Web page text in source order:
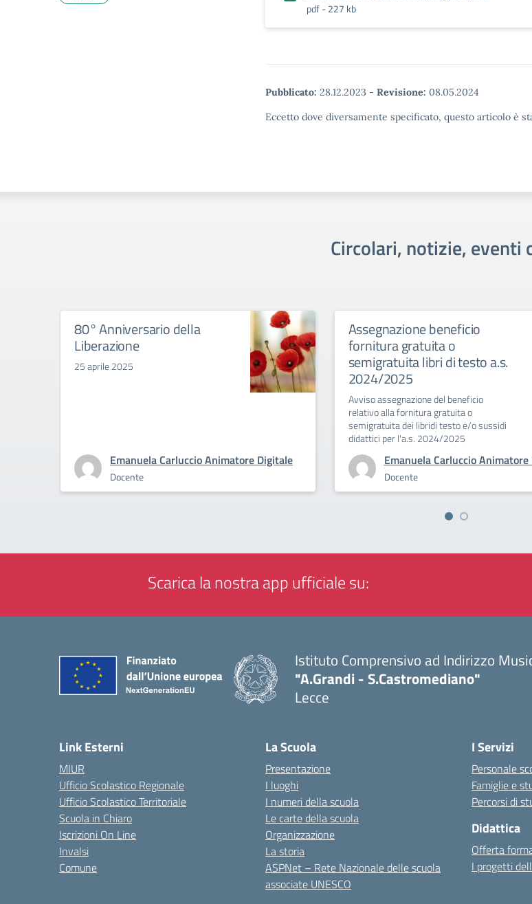
pdf - 227 kb
Pubblicato: 28.12.2023 - Revisione: 08.05.2024
Eccetto dove diversamente specificato, questo articolo è
Circolari, notizie, eventi
80° Anniversario della
Liberazione
25 aprile 2025
Emanuela Carluccio Animatore Digitale
Docente
Assegnazione beneficio
fornitura gratuita o
semigratuita libri di testo a.s.
2024/2025
Avviso assegnazione del beneficio
relativo alla fornitura gratuita o
semigratuita dei libridi testo e/o sussidi
didattici per l'a.s. 2024/2025
Emanuela Carluccio
Docente
Scarica la nostra app ufficiale su:
Istituto Comprensivo ad Indirizzo
"A.Grandi - S.Castromediano"
Lecce
Link Esterni
MIUR
Ufficio Scolastico Regionale
Ufficio Scolastico Territoriale
Scuola in Chiaro
Iscrizioni On Line
Invalsi
Comune
La Scuola
Presentazione
I luoghi
I numeri della scuola
Le carte della scuola
Organizzazione
La storia
ASPNet – Rete Nazionale delle scuola
associate UNESCO
I Servizi
Personale
Famiglie e
Percorsi di
Didattica
Offerta
I progetti